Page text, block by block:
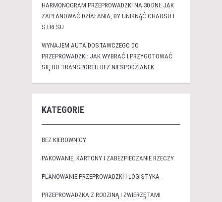
HARMONOGRAM PRZEPROWADZKI NA 30 DNI: JAK
ZAPLANOWAĆ DZIAŁANIA, BY UNIKNĄĆ CHAOSU I
STRESU
WYNAJEM AUTA DOSTAWCZEGO DO
PRZEPROWADZKI: JAK WYBRAĆ I PRZYGOTOWAĆ
SIĘ DO TRANSPORTU BEZ NIESPODZIANEK
KATEGORIE
BEZ KIEROWNICY
PAKOWANIE, KARTONY I ZABEZPIECZANIE RZECZY
PLANOWANIE PRZEPROWADZKI I LOGISTYKA
PRZEPROWADZKA Z RODZINĄ I ZWIERZĘTAMI